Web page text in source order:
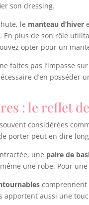
son dressing.
le manteau d’hiver
plus de son rôle
opter pour un
faites pas l’impasse
d’en
: le reflet
considérées
porter peut en dire
une paire de
une robe. Pour
comprennent
apportent aussi une